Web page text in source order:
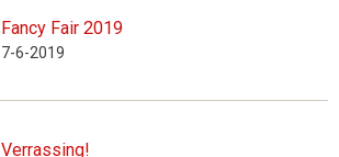
Fancy Fair 2019
7-6-2019
Verrassing!